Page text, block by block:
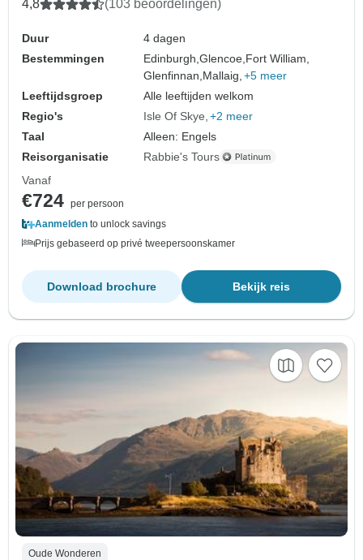
4,8 (103 beoordelingen)
Duur
4 dagen
Bestemmingen
Edinburgh,Glencoe, Fort William,
Glenfinnan, Mallaig, +5 meer
Leeftijdsgroep
Alle leeftijden welkom
Regio's
Isle Of Skye +2 meer
Taal
Alleen: Engels
Reisorganisatie
Rabbie's Tours
Vanaf
€724 per persoon
Aanmelden to unlock savings
Prijs gebaseerd op privé tweepersoonskamer
Bekijk reis
Download brochure
Oude Wonderen